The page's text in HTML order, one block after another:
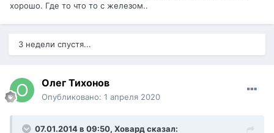
хорошо. Где то что то с железом..
3 недели спустя...
Олег Тихонов
Опубликовано: 1 апреля 2020
07.01.2014 в 09:50, Ховардсказал: